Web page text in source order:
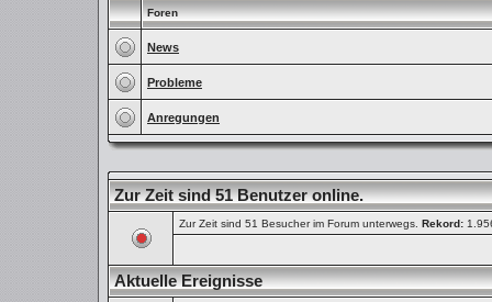
Foren
News
Probleme
Anregungen
Zur Zeit sind 51 Benutzer online.
Zur Zeit sind 51 Besucher im Forum unterwegs. Rekord:
Aktuelle Ereignisse